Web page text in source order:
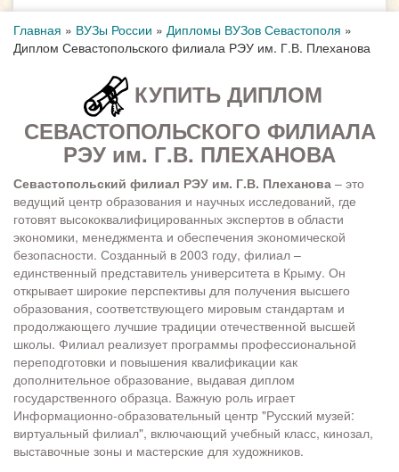
Главная » ВУЗы России » Дипломы ВУЗов Севастополя »
Диплом Севастопольского филиала РЭУ им. Г.В. Плеханова
КУПИТЬ ДИПЛОМ
СЕВАСТОПОЛЬСКОГО ФИЛИАЛА
РЭУ им. Г.В. ПЛЕХАНОВА
Севастопольский филиал РЭУ им. Г.В. Плеханова – это
ведущий центр образования и научных исследований, где
готовят высококвалифицированных экспертов в области
экономики, менеджмента и обеспечения экономической
безопасности. Созданный в 2003 году, филиал –
единственный представитель университета в Крыму. Он
открывает широкие перспективы для получения высшего
образования, соответствующего мировым стандартам и
продолжающего лучшие традиции отечественной высшей
школы. Филиал реализует программы профессиональной
переподготовки и повышения квалификации как
дополнительное образование, выдавая диплом
государственного образца. Важную роль играет
Информационно-образовательный центр "Русский музей:
виртуальный филиал", включающий учебный класс, кинозал,
выставочные зоны и мастерские для художников.